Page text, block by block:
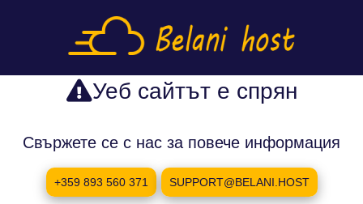
Уеб сайтът е спрян
Свържете се с нас за повече информация
+359 893 560 371 SUPPORT@BELANI.HOST